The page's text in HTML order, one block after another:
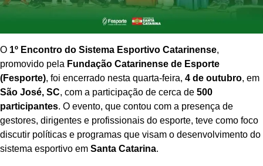
O 1º Encontro do Sistema Esportivo Catarinense,
promovido pela Fundação Catarinense de Esporte
(Fesporte), foi encerrado nesta quarta-feira, 4 de outubro, em
São José, SC, com a participação de cerca de 500
participantes. O evento, que contou com a presença de
gestores, dirigentes e profissionais do esporte, teve como foco
discutir políticas e programas que visam o desenvolvimento do
sistema esportivo em Santa Catarina.